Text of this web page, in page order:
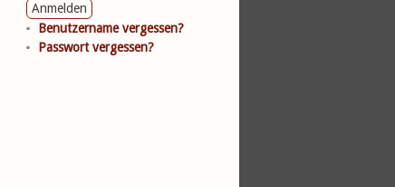
Anmelden
Benutzername vergessen?
Passwort vergessen?